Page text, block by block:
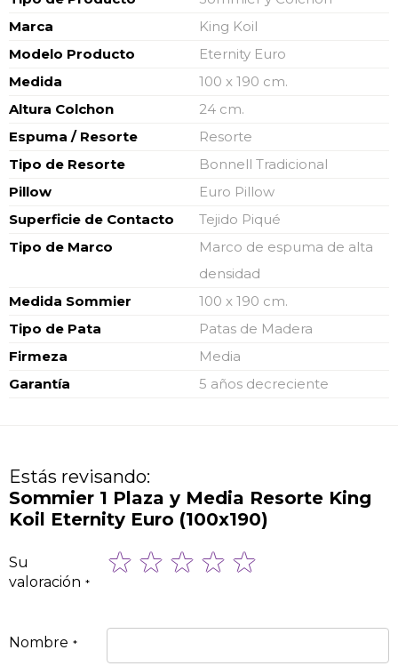
Marca
King Koil
Modelo Producto
Eternity Euro
Medida
100 x 190 cm.
Altura Colchon
24 cm.
Espuma / Resorte
Resorte
Tipo de Resorte
Bonnell Tradicional
Pillow
Euro Pillow
Superficie de Contacto
Tejido Piqué
Tipo de Marco
Marco de espuma de alta
densidad
Medida Sommier
100 x 190 cm.
Tipo de Pata
Patas de Madera
Firmeza
Media
Garantía
5 años decreciente
Estás revisando:
Sommier 1 Plaza y Media Resorte King
Koil Eternity Euro (100x190)
Su
valoración
1
star
2
stars
3
stars
4
stars
5
stars
Nombre